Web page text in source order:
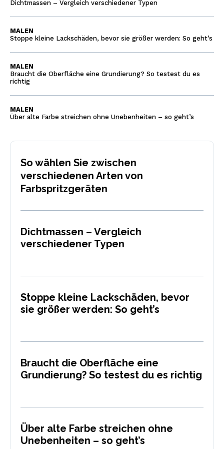
Dichtmassen – Vergleich verschiedener Typen
Stoppe kleine Lackschäden, bevor sie größer werden: So geht’s
MALEN
Braucht die Oberfläche eine Grundierung? So testest du es
richtig
MALEN
Über alte Farbe streichen ohne Unebenheiten – so geht’s
MALEN
So wählen Sie zwischen
verschiedenen Arten von
Farbspritzgeräten
Dichtmassen – Vergleich
verschiedener Typen
Stoppe kleine Lackschäden, bevor
sie größer werden: So geht’s
Braucht die Oberfläche eine
Grundierung? So testest du es richtig
Über alte Farbe streichen ohne
Unebenheiten – so geht’s